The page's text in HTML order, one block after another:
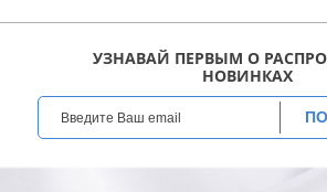
УЗНАВАЙ ПЕРВЫМ О
НОВИНКАХ